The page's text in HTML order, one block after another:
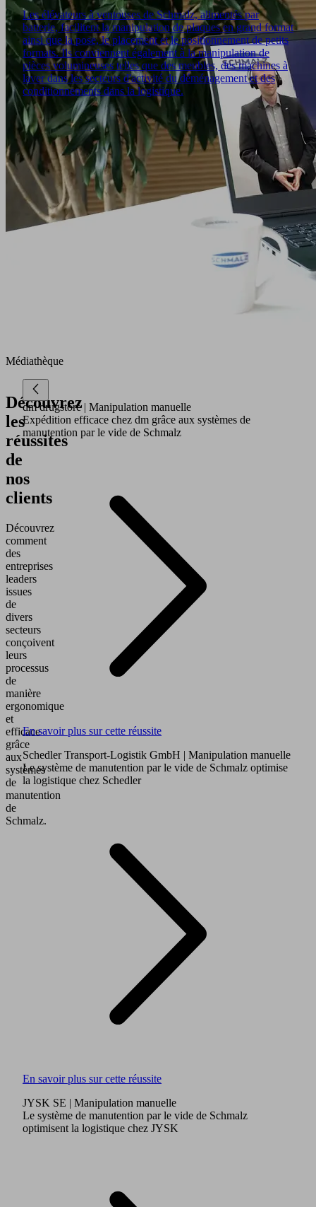
Médiathèque
Les élévateurs à ventouses de Schmalz, alimentés par
batterie, facilitent la manipulation de plaques en grand format
ainsi que la pose, le placement et le positionnement de petits
formats. Ils conviennent également à la manipulation de
pièces volumineuses telles que des meubles, des machines à
laver dans les secteurs d'activité du déménagement et des
conditionnements dans la logistique.
Découvrez
les
réussites
de
nos
clients
Découvrez
comment
des
entreprises
leaders
issues
de
divers
secteurs
conçoivent
leurs
processus
de
manière
ergonomique
et
efficace
grâce
aux
systèmes
de
manutention
de
Schmalz.
dm drugstore | Manipulation manuelle
Expédition efficace chez dm grâce aux systèmes de
manutention par le vide de Schmalz
En savoir plus sur cette réussite
Schedler Transport-Logistik GmbH | Manipulation manuelle
Le système de manutention par le vide de Schmalz optimise
la logistique chez Schedler
En savoir plus sur cette réussite
JYSK SE | Manipulation manuelle
Le système de manutention par le vide de Schmalz
optimisent la logistique chez JYSK